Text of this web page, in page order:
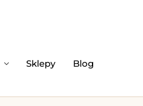
Sklepy Blog